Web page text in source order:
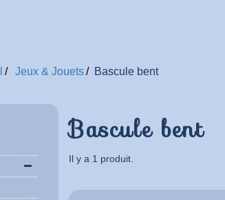
Jeux & Jouets Bascule bent
Bascule bent
Il y a 1 produit.